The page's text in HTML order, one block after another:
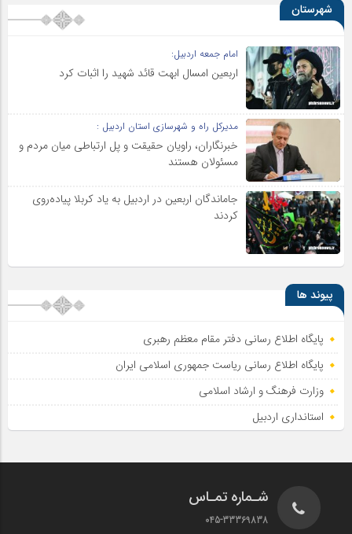
شهرستان
امام جمعه اردبیل:
اربعین امسال ابهت قائد شهید را اثبات کرد
مدیرکل راه و شهرسازی استان اردبیل :
خبرنگاران، راویان حقیقت و پل ارتباطی میان مردم و
مسئولان هستند
جاماندگان اربعین در اردبیل به یاد کربلا پیاده‌روی
کردند
پیوند ها
پایگاه اطلاع رسانی دفتر مقام معظم رهبری
پایگاه اطلاع‌ رسانی ریاست‌ جمهوری اسلامی ایران
وزارت فرهنگ و ارشاد اسلامی
استانداری اردبیل
شـماره تمـاس
045-33369838